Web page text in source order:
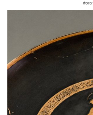
Фото: